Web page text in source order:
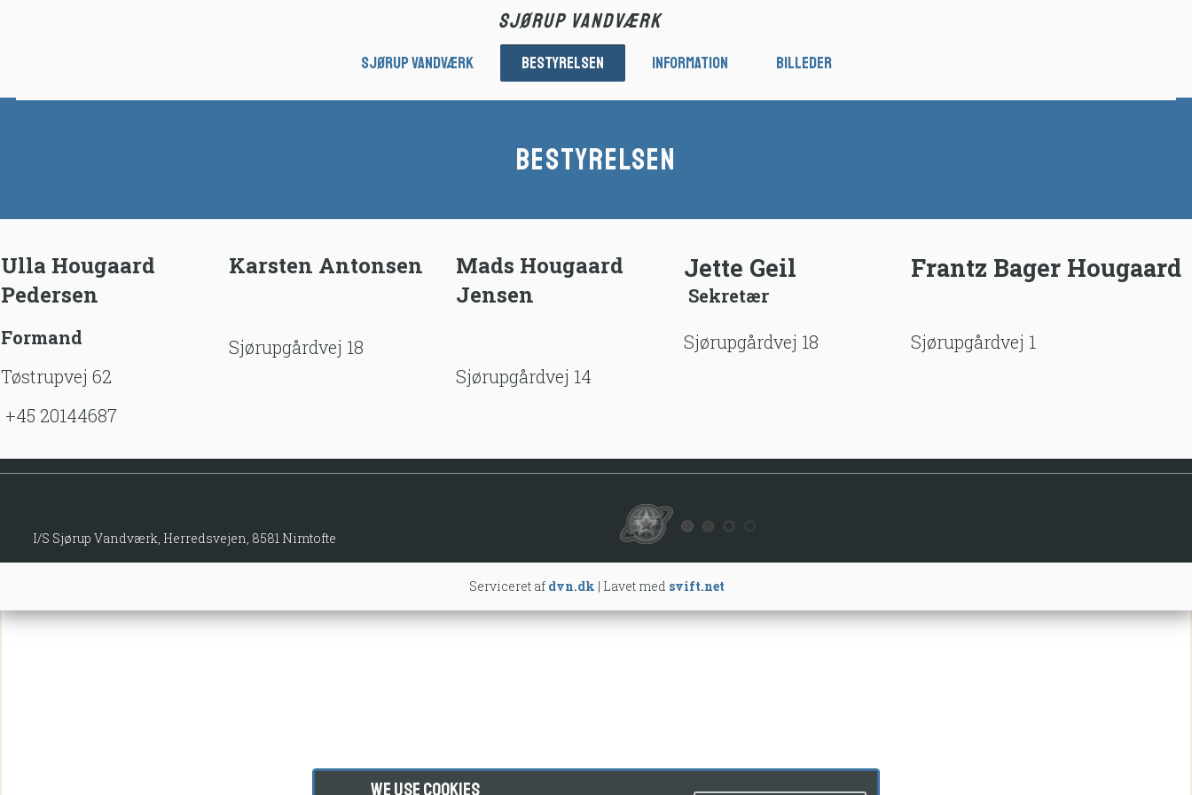
Sjørup Vandværk
Sjørup Vandværk Bestyrelsen Information Billeder
BESTYRELSEN
Ulla Hougaard
Pedersen
Formand
Tøstrupvej 62
+45 20144687
Karsten Antonsen
Sjørupgårdvej 18
Mads Hougaard
Jensen
Sjørupgårdvej 14
Jette Geil
Sekretær
Sjørupgårdvej 18
Frantz Bager Hougaard
Sjørupgårdvej 1
I/S Sjørup Vandværk, Herredsvejen, 8581 Nimtofte
Serviceret af dvn.dk | Lavet med svift.net
We use cookies